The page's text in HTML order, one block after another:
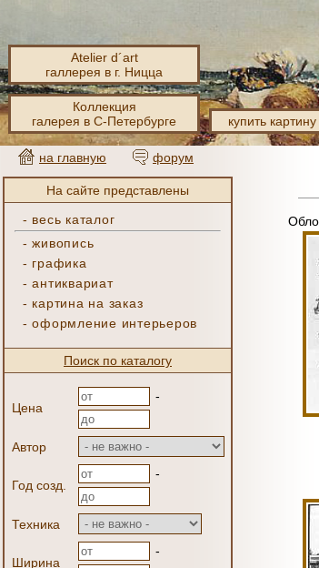
Atelier d´art
галлерея в г. Ницца
Коллекция
галерея в С-Петербурге
купить картину
на главную форум
На сайте представлены
- весь каталог
-живопись
- графика
-антиквариат
- картина на заказ
-оформление интерьеров
Поиск по каталогу
Цена
-
Автор
Год созд.
-
Техника
Ширина
-